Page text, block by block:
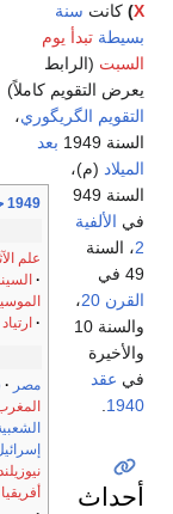
1949 حسب الموضوع
علم
مصر
أفريقيا
X
) كانت سنة
بسيطة تبدأ يوم
السبت (الرابط
يعرض التقويم كاملاً)
التقويم الگريگوري،
السنة 1949
بعد
الميلاد (م)،
السنة 949
في الألفية
2، السنة
49 في
القرن 20
،
والسنة 10
والأخيرة
في عقد
1940
أحداث